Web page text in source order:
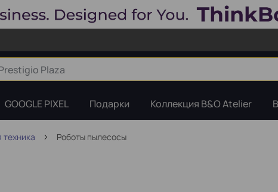
GOOGLE PIXEL Подарки Коллекция B&O Atelier
техника Роботы пылесосы